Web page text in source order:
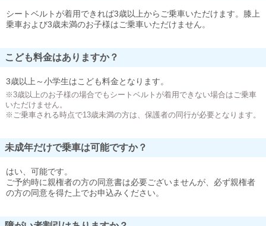
シートベルトが着用できれば3歳以上からご乗車いただけます。膝上
乗車および3歳未満のお子様はご乗車いただけません。
こども料金はありますか？
3歳以上～小学生はこども料金となります。
※3歳以上のお子様の場合でもシートベルトが着用できない場合はご乗車
いただけません。
※ご乗車される時点で13歳未満の方は、保護者の同行が必要となります。
未成年だけで乗車は可能ですか？
はい、可能です。
ご予約時に親権者の方の同意書は必要ございませんが、必ず親権者
の方の同意を得た上でお申込みください。